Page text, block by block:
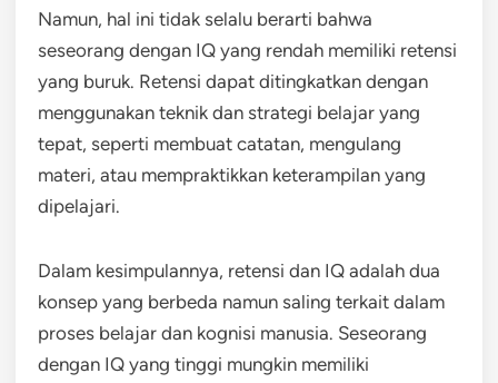
Namun, hal ini tidak selalu berarti bahwa
seseorang dengan IQ yang rendah memiliki retensi
yang buruk. Retensi dapat ditingkatkan dengan
menggunakan teknik dan strategi belajar yang
tepat, seperti membuat catatan, mengulang
materi, atau mempraktikkan keterampilan yang
dipelajari.
Dalam kesimpulannya, retensi dan IQ adalah dua
konsep yang berbeda namun saling terkait dalam
proses belajar dan kognisi manusia. Seseorang
dengan IQ yang tinggi mungkin memiliki